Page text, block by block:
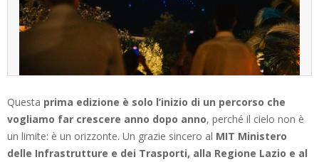
Questa prima edizione è solo l’inizio di un percorso che
vogliamo far crescere anno dopo anno, perché il cielo non è
un limite: è un orizzonte. Un grazie sincero al MIT Ministero
delle Infrastrutture e dei Trasporti, alla Regione Lazio e al